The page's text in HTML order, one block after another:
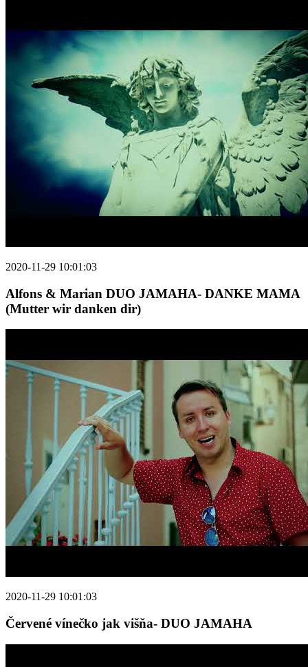
2020-11-29 10:01:03
Alfons & Marian DUO JAMAHA- DANKE MAMA
(Mutter wir danken dir)
2020-11-29 10:01:03
Červené vínečko jak višňa- DUO JAMAHA